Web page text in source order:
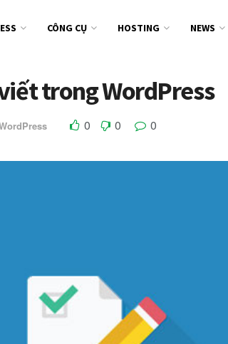
CÔNG CỤ HOSTING NEWS
trong WordPress
0 0 0